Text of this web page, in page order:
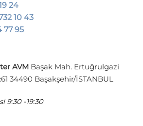
24
10 43
77 95
AVM Başak Mah. Ertuğrulgazi
34490 Başakşehir/İSTANBUL
9:30 -19:30